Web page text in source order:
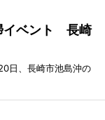
イベント 長崎
日、長崎市池島沖の